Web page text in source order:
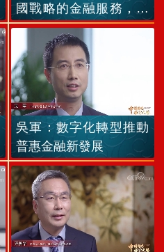
國戰略的金融服務，支
持製造業發展
吳軍：數字化轉型推動
普惠金融新發展